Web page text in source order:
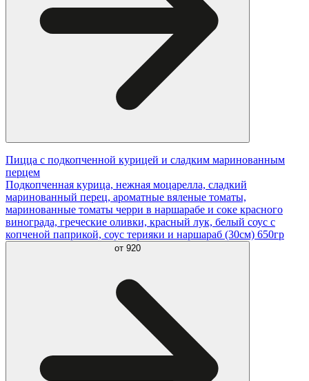
Пицца с подкопченной курицей и сладким маринованным
перцем
Подкопченная курица, нежная моцарелла, сладкий
маринованный перец, ароматные вяленые томаты,
маринованные томаты черри в наршарабе и соке красного
винограда, греческие оливки, красный лук, белый соус с
копченой паприкой, соус терияки и наршараб (30см) 650гр
от 920